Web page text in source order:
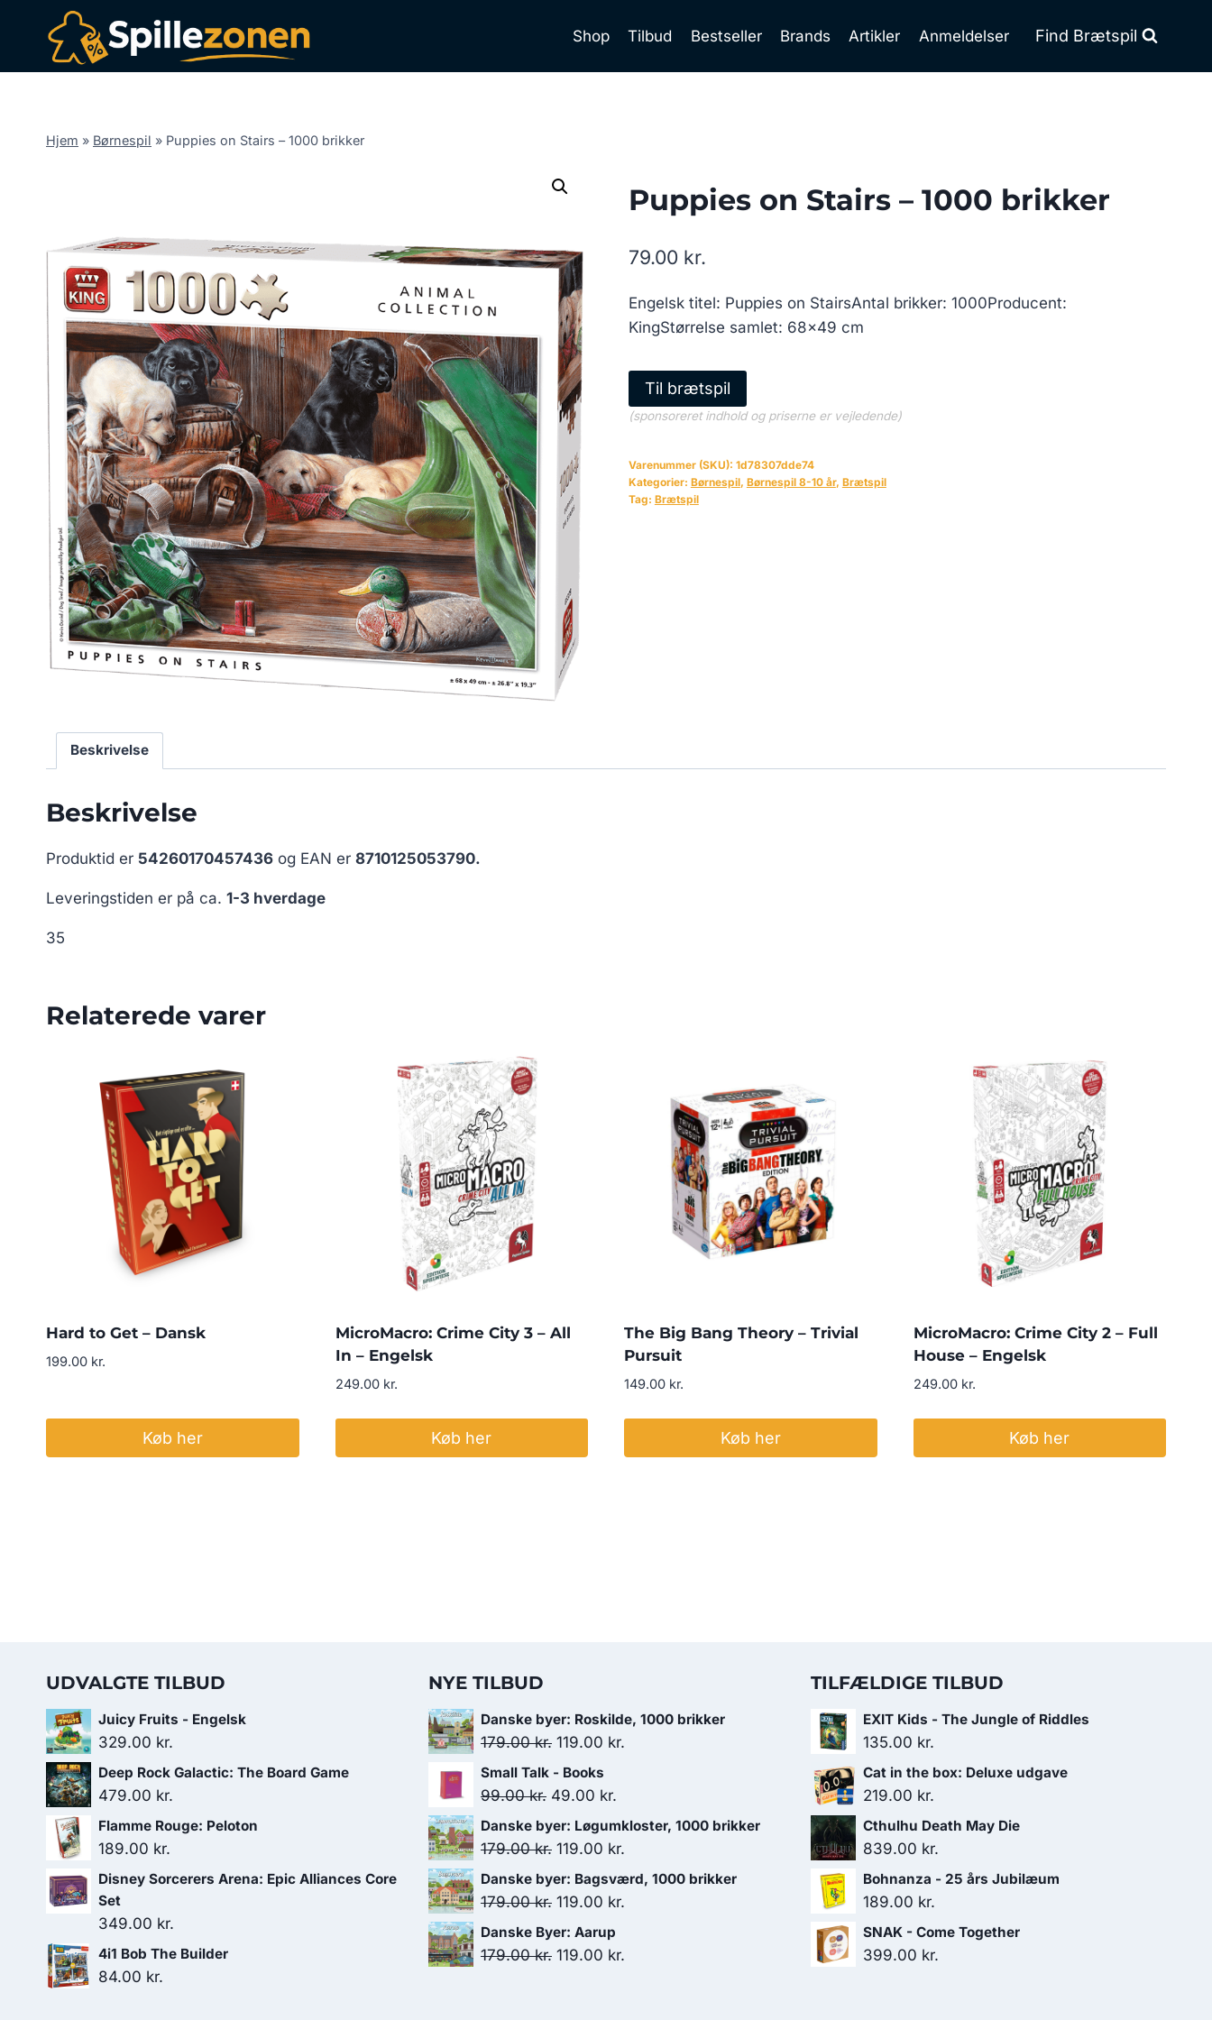
Shop Tilbud Bestseller Brands Artikler Anmeldelser Find Brætspil
Hjem » Børnespil » Puppies on Stairs – 1000 brikker
Puppies on Stairs – 1000 brikker
79.00 kr.
Engelsk titel: Puppies on StairsAntal brikker: 1000Producent:
KingStørrelse samlet: 68×49 cm
Til brætspil
(sponsoreret indhold og priserne er vejledende)
Varenummer (SKU): 1d78307dde74
Kategorier: Børnespil, Børnespil 8-10 år, Brætspil
Tag: Brætspil
Beskrivelse
Beskrivelse
Produktid er 54260170457436 og EAN er 8710125053790.
Leveringstiden er på ca. 1-3 hverdage
35
Relaterede varer
Hard to Get – Dansk
199.00 kr.
Køb her
MicroMacro: Crime City 3 – All
In – Engelsk
249.00 kr.
Køb her
The Big Bang Theory – Trivial
Pursuit
149.00 kr.
Køb her
MicroMacro: Crime City 2 – Full
House – Engelsk
249.00 kr.
Køb her
UDVALGTE TILBUD
Juicy Fruits - Engelsk
329.00 kr.
Deep Rock Galactic: The Board Game
479.00 kr.
Flamme Rouge: Peloton
189.00 kr.
Disney Sorcerers Arena: Epic Alliances Core
Set
349.00 kr.
4i1 Bob The Builder
84.00 kr.
NYE TILBUD
Danske byer: Roskilde, 1000 brikker
179.00kr. Den
oprindelige
pris
179.00 kr..
119.00 kr.
119.00 kr..
Small Talk - Books
99.00kr. Den
oprindelige
pris
99.00 kr..
49.00 kr.
aktuelle
pris
49.00 kr..
Danske byer: Løgumkloster, 1000 brikker
179.00kr. Den
oprindelige
pris
179.00 kr..
119.00 kr.
aktuelle
Danske byer: Bagsværd, 1000 brikker
179.00kr. Den
oprindelige
pris
119.00 kr.
Danske Byer: Aarup
179.00kr. Den
119.00 kr.
TILFÆLDIGE TILBUD
EXIT Kids - The Jungle of Riddles
135.00 kr.
Cat in the box: Deluxe udgave
219.00 kr.
Cthulhu Death May Die
839.00 kr.
Bohnanza - 25 års Jubilæum
189.00 kr.
SNAK - Come Together
399.00 kr.